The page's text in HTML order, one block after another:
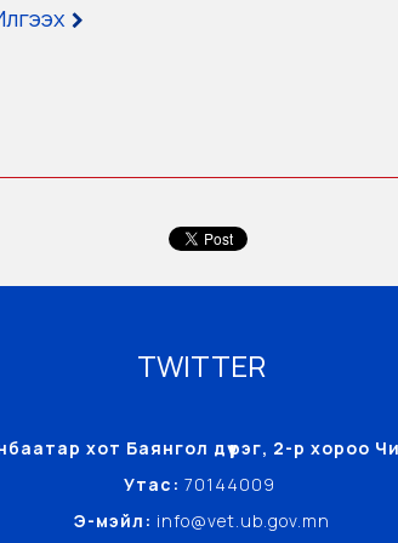
TWITTER
хот Баянгол дүүрэг, 2-р хороо
Утас: 70144009
Э-мэйл: info@vet.ub.gov.mn